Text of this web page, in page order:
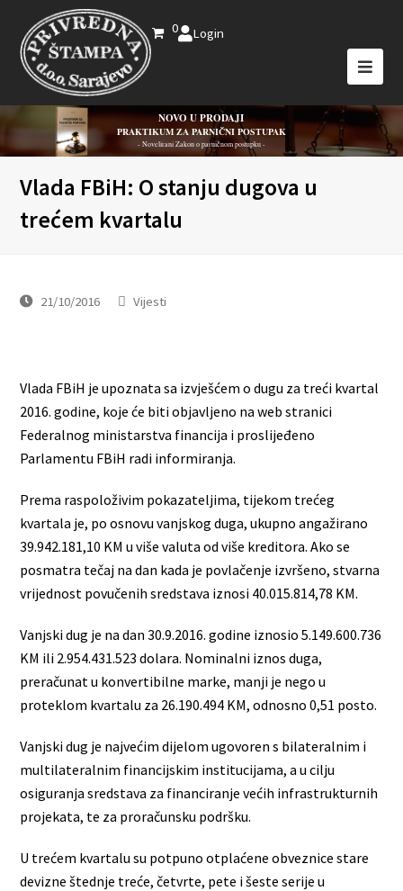
0 Login
NOVO U PRODAJI
PRAKTIKUM ZA PARNIČNI POSTUPAK
- Novelirani Zakon o parničnom postupku -
Vlada FBiH: O stanju dugova u
trećem kvartalu
21/10/2016 Vijesti
Vlada FBiH je upoznata sa izvješćem o dugu za treći kvartal
2016. godine, koje će biti objavljeno na web stranici
Federalnog ministarstva financija i proslijeđeno
Parlamentu FBiH radi informiranja.
Prema raspoloživim pokazateljima, tijekom trećeg
kvartala je, po osnovu vanjskog duga, ukupno angažirano
39.942.181,10 KM u više valuta od više kreditora. Ako se
posmatra tečaj na dan kada je povlačenje izvršeno, stvarna
vrijednost povučenih sredstava iznosi 40.015.814,78 KM.
Vanjski dug je na dan 30.9.2016. godine iznosio 5.149.600.736
KM ili 2.954.431.523 dolara. Nominalni iznos duga,
preračunat u konvertibilne marke, manji je nego u
proteklom kvartalu za 26.190.494 KM, odnosno 0,51 posto.
Vanjski dug je najvećim dijelom ugovoren s bilateralnim i
multilateralnim financijskim institucijama, a u cilju
osiguranja sredstava za financiranje većih infrastrukturnih
projekata, te za proračunsku podršku.
U trećem kvartalu su potpuno otplaćene obveznice stare
devizne štednje treće, četvrte, pete i šeste serije u